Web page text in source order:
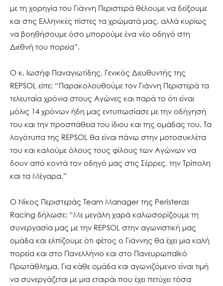
με τη χορηγία του Γιάννη Περιστερά θέλουμε να δείξουμε
και στις Ελληνικές πίστες τα χρώματά μας, αλλά κυρίως
να βοηθήσουμε όσο μπορούμε ένα νέο οδηγό στη
Διεθνή του πορεία”.
Ο κ. Ιωσήφ Παναγιωτίδης, Γενικός Διευθυντής της
REPSOL είπε: “Παρακολουθούμε τον Γιάννη Περιστερά τα
τελευταία χρόνια στους Αγώνες και παρά το ότι είναι
μόλις 14 χρόνων ήδη μας εντυπωσίασε με την οδήγησή
του και την προσπάθεια του ίδιου και της ομάδας του. Τα
λογότυπα της REPSOL θα είναι πάνω στην μοτοσυκλέτα
του και καλούμε όλους τους φίλους των Αγώνων να
δουν από κοντά τον οδηγό μας στις Σέρρες, την Τρίπολη
και τα Μέγαρα.”
Ο Νίκος Περιστεράς Team Manager της Peristeras
Racing δήλωσε: “Με μεγάλη χαρά καλωσορίζουμε τη
συνεργασία μας με την REPSOL στην αγωνιστική μας
ομάδα και ελπίζουμε ότι φέτος ο Γιάννης θα έχει μια καλή
πορεία και στο Πανελλήνιο και στο Πανευρωπαϊκό
Πρωτάθλημα. Για κάθε ομάδα και αγωνιζόμενο είναι τιμή
να συνεργάζεται με μια εταιράι που έχει πετύχει τόσα